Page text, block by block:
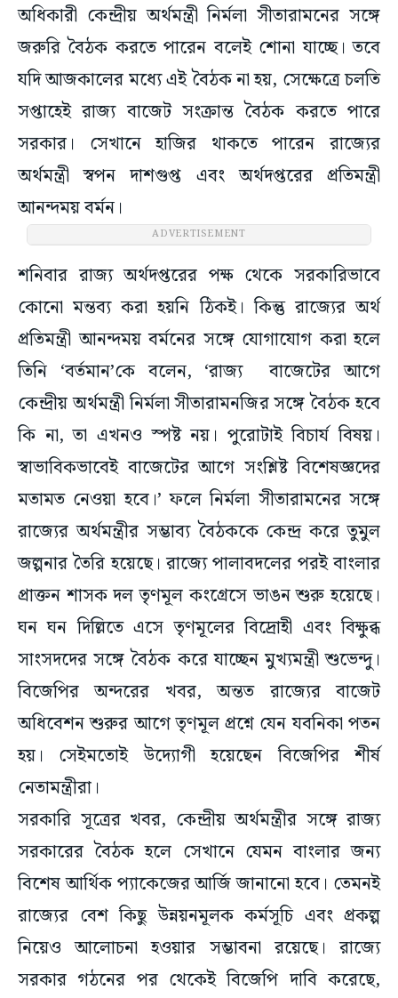
অধিকারী কেন্দ্রীয় অর্থমন্ত্রী নির্মলা সীতারামনের সঙ্গে
জরুরি বৈঠক করতে পারেন বলেই শোনা যাচ্ছে। তবে
যদি আজকালের মধ্যে এই বৈঠক না হয়, সেক্ষেত্রে চলতি
সপ্তাহেই রাজ্য বাজেট সংক্রান্ত বৈঠক করতে পারে
সরকার। সেখানে হাজির থাকতে পারেন রাজ্যের
অর্থমন্ত্রী স্বপন দাশগুপ্ত এবং অর্থদপ্তরের প্রতিমন্ত্রী
আনন্দময় বর্মন।
ADVERTISEMENT
শনিবার রাজ্য অর্থদপ্তরের পক্ষ থেকে সরকারিভাবে
কোনো মন্তব্য করা হয়নি ঠিকই। কিন্তু রাজ্যের অর্থ
প্রতিমন্ত্রী আনন্দময় বর্মনের সঙ্গে যোগাযোগ করা হলে
তিনি ‘বর্তমান’কে বলেন, ‘রাজ্য বাজেটের আগে
কেন্দ্রীয় অর্থমন্ত্রী নির্মলা সীতারামনজির সঙ্গে বৈঠক হবে
কি না, তা এখনও স্পষ্ট নয়। পুরোটাই বিচার্য বিষয়।
স্বাভাবিকভাবেই বাজেটের আগে সংশ্লিষ্ট বিশেষজ্ঞদের
মতামত নেওয়া হবে।’ ফলে নির্মলা সীতারামনের সঙ্গে
রাজ্যের অর্থমন্ত্রীর সম্ভাব্য বৈঠককে কেন্দ্র করে তুমুল
জল্পনার তৈরি হয়েছে। রাজ্যে পালাবদলের পরই বাংলার
প্রাক্তন শাসক দল তৃণমূল কংগ্রেসে ভাঙন শুরু হয়েছে।
ঘন ঘন দিল্লিতে এসে তৃণমূলের বিদ্রোহী এবং বিক্ষুব্ধ
সাংসদদের সঙ্গে বৈঠক করে যাচ্ছেন মুখ্যমন্ত্রী শুভেন্দু।
বিজেপির অন্দরের খবর, অন্তত রাজ্যের বাজেট
অধিবেশন শুরুর আগে তৃণমূল প্রশ্নে যেন যবনিকা পতন
হয়। সেইমতোই উদ্যোগী হয়েছেন বিজেপির শীর্ষ
নেতামন্ত্রীরা।
সরকারি সূত্রের খবর, কেন্দ্রীয় অর্থমন্ত্রীর সঙ্গে রাজ্য
সরকারের বৈঠক হলে সেখানে যেমন বাংলার জন্য
বিশেষ আর্থিক প্যাকেজের আর্জি জানানো হবে। তেমনই
রাজ্যের বেশ কিছু উন্নয়নমূলক কর্মসূচি এবং প্রকল্প
নিয়েও আলোচনা হওয়ার সম্ভাবনা রয়েছে। রাজ্যে
সরকার গঠনের পর থেকেই বিজেপি দাবি করেছে,